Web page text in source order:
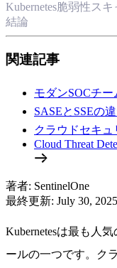
Kubernetes脆弱性ス
結論
関連記事
モダンSOCチ
SASEとSSEの
クラウドセキュ
Cloud Threat
著者: SentinelOne
最終更新: July 30, 2025
Kubernetesは最も人
ールの一つです。ク